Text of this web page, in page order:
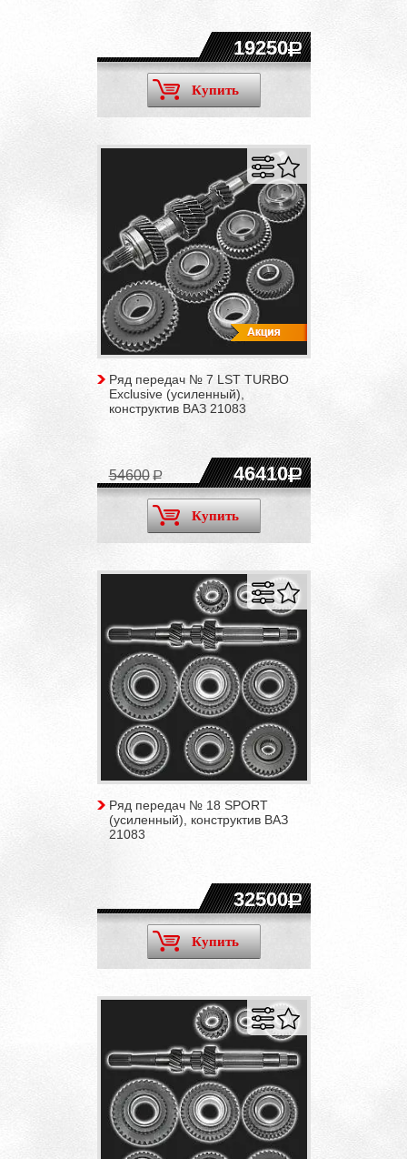
19250
Купить
Ряд передач № 7 LST TURBO
Exclusive (усиленный),
конструктив ВАЗ 21083
46410
54600
Купить
Ряд передач № 18 SPORT
(усиленный), конструктив ВАЗ
21083
32500
Купить